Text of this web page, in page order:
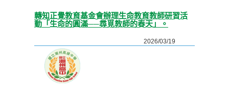
轉知正覺教育基金會辦理生命教育教師研習活
動「生命的圓滿──尋覓教師的春天」。
2026/03/19